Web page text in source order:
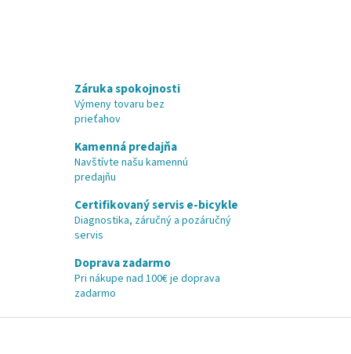
Záruka spokojnosti
Výmeny tovaru bez
prieťahov
Kamenná predajňa
Navštívte našu kamennú
predajňu
Certifikovaný servis e-bicykle
Diagnostika, záručný a pozáručný
servis
Doprava zadarmo
Pri nákupe nad 100€ je doprava
zadarmo